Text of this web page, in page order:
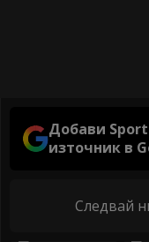
Добави
източник в
Следвай